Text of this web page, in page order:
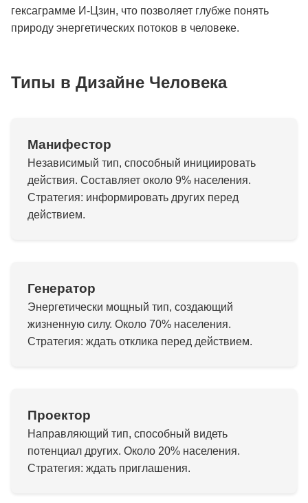
гексаграмме И-Цзин, что позволяет глубже понять
природу энергетических потоков в человеке.
Типы в Дизайне Человека
Манифестор
Независимый тип, способный инициировать
действия. Составляет около 9% населения.
Стратегия: информировать других перед
действием.
Генератор
Энергетически мощный тип, создающий
жизненную силу. Около 70% населения.
Стратегия: ждать отклика перед действием.
Проектор
Направляющий тип, способный видеть
потенциал других. Около 20% населения.
Стратегия: ждать приглашения.